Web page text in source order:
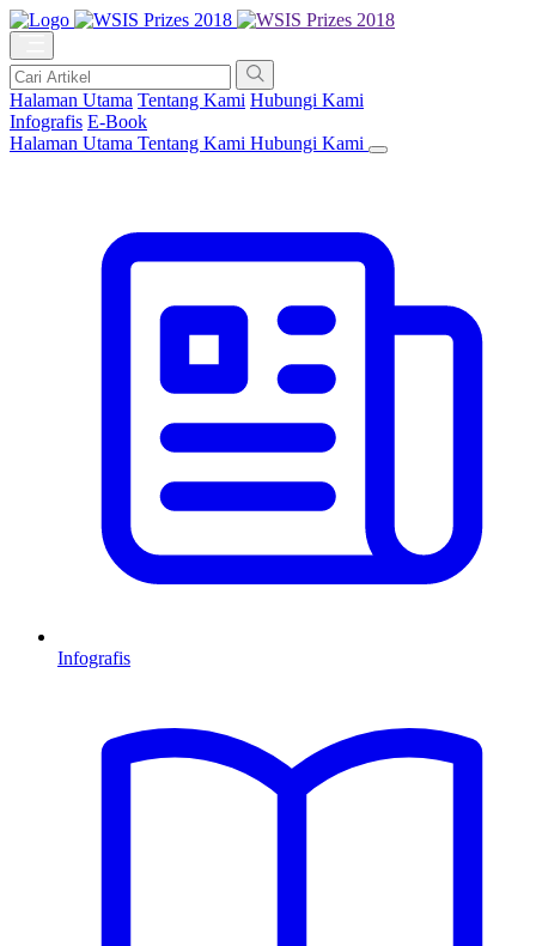
Halaman Utama Tentang Kami Hubungi Kami
Infografis E-Book
Halaman Utama Tentang Kami Hubungi Kami
Infografis